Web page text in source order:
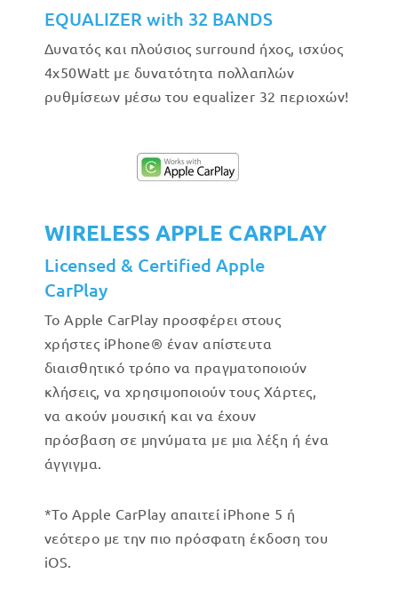
EQUALIZER with 32 BANDS
Δυνατός και πλούσιος surround ήχος, ισχύος
4x50Watt με δυνατότητα πολλαπλών
ρυθμίσεων μέσω του equalizer 32 περιοχών!
WIRELESS APPLE CARPLAY
Licensed & Certified Apple
CarPlay
Το Apple CarPlay προσφέρει στους
χρήστες iPhone® έναν απίστευτα
διαισθητικό τρόπο να πραγματοποιούν
κλήσεις, να χρησιμοποιούν τους Χάρτες,
να ακούν μουσική και να έχουν
πρόσβαση σε μηνύματα με μια λέξη ή ένα
άγγιγμα.
*Το Apple CarPlay απαιτεί iPhone 5 ή
νεότερο με την πιο πρόσφατη έκδοση του
iOS.